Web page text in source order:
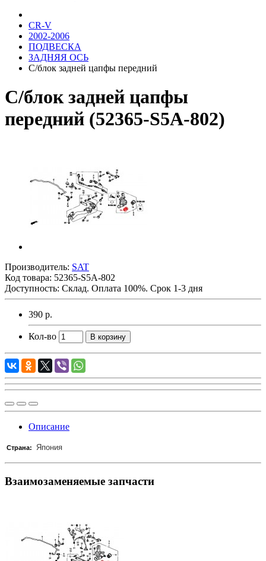
CR-V
2002-2006
ПОДВЕСКА
ЗАДНЯЯ ОСЬ
С/блок задней цапфы передний
С/блок задней цапфы
передний (52365-S5A-802)
Производитель: SAT
Код товара: 52365-S5A-802
Доступность: Склад. Оплата 100%. Срок 1-3 дня
390 р.
Кол-во В корзину
Описание
Страна: Япония
Взаимозаменяемые запчасти